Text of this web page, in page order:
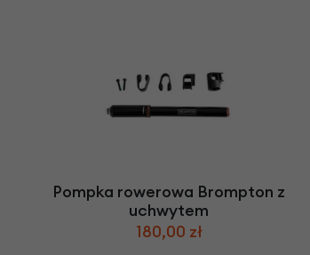
Pompka rowerowa Brompton z
uchwytem
180,00 zł